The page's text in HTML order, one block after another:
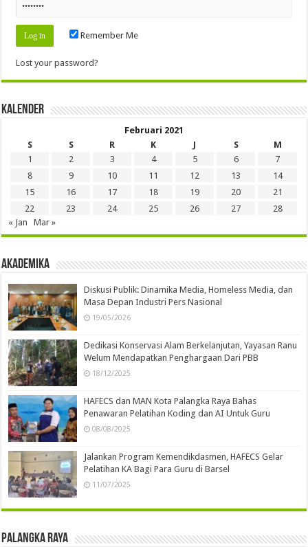
Remember Me
Lost your password?
Kalender
Februari 2021
S
S R K J S
M
1
2 3 4 5 6
7
8
9 10 11 12 13
14
15
16 17 18 19 20
21
22
23 24 25 26 27
28
« Jan
Mar »
Akademika
Diskusi Publik: Dinamika Media, Homeless Media, dan
Masa Depan Industri Pers Nasional
19/05/2026
Dedikasi Konservasi Alam Berkelanjutan, Yayasan Ranu
Welum Mendapatkan Penghargaan Dari PBB
18/12/2025
HAFECS dan MAN Kota Palangka Raya Bahas
Penawaran Pelatihan Koding dan AI Untuk Guru
08/08/2025
Jalankan Program Kemendikdasmen, HAFECS Gelar
Pelatihan KA Bagi Para Guru di Barsel
11/07/2025
Palangka Raya